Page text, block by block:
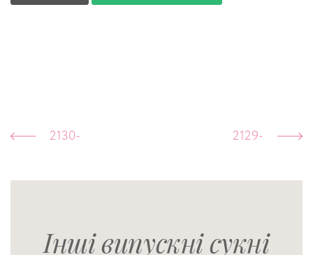
2130- 2129-
Інші випускні сукні